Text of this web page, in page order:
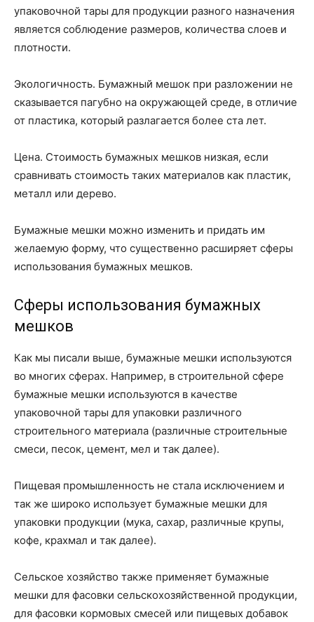
упаковочной тары для продукции разного назначения
является соблюдение размеров, количества слоев и
плотности.
Экологичность. Бумажный мешок при разложении не
сказывается пагубно на окружающей среде, в отличие
от пластика, который разлагается более ста лет.
Цена. Стоимость бумажных мешков низкая, если
сравнивать стоимость таких материалов как пластик,
металл или дерево.
Бумажные мешки можно изменить и придать им
желаемую форму, что существенно расширяет сферы
использования бумажных мешков.
Сферы использования бумажных
мешков
Как мы писали выше, бумажные мешки используются
во многих сферах. Например, в строительной сфере
бумажные мешки используются в качестве
упаковочной тары для упаковки различного
строительного материала (различные строительные
смеси, песок, цемент, мел и так далее).
Пищевая промышленность не стала исключением и
так же широко использует бумажные мешки для
упаковки продукции (мука, сахар, различные крупы,
кофе, крахмал и так далее).
Сельское хозяйство также применяет бумажные
мешки для фасовки сельскохозяйственной продукции,
для фасовки кормовых смесей или пищевых добавок